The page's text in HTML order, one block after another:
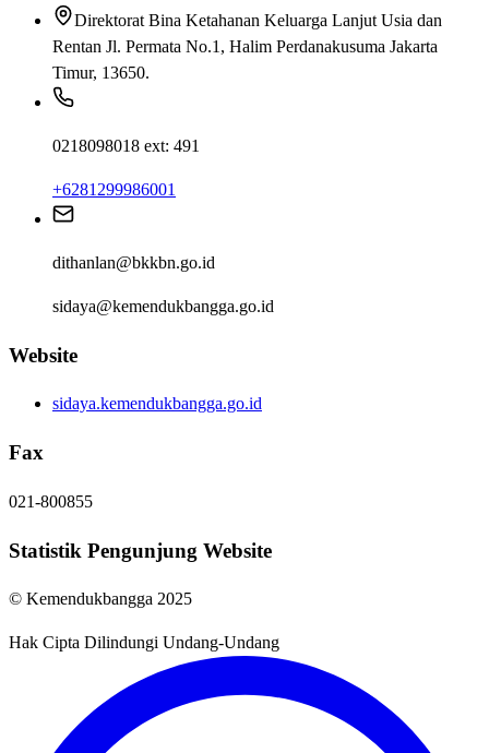
Direktorat Bina Ketahanan Keluarga Lanjut Usia dan
Rentan Jl. Permata No.1, Halim Perdanakusuma Jakarta
Timur, 13650.
0218098018 ext: 491
+6281299986001
dithanlan@bkkbn.go.id
sidaya@kemendukbangga.go.id
Website
sidaya.kemendukbangga.go.id
Fax
021-800855
Statistik Pengunjung Website
© Kemendukbangga 2025
Hak Cipta Dilindungi Undang-Undang